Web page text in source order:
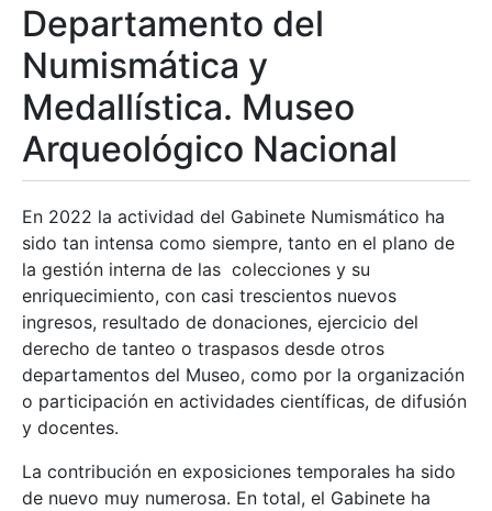
Departamento del
Numismática y
Medallística. Museo
Arqueológico Nacional
En 2022 la actividad del Gabinete Numismático ha
sido tan intensa como siempre, tanto en el plano de
la gestión interna de las colecciones y su
enriquecimiento, con casi trescientos nuevos
ingresos, resultado de donaciones, ejercicio del
derecho de tanteo o traspasos desde otros
departamentos del Museo, como por la organización
o participación en actividades científicas, de difusión
y docentes.
La contribución en exposiciones temporales ha sido
de nuevo muy numerosa. En total, el Gabinete ha